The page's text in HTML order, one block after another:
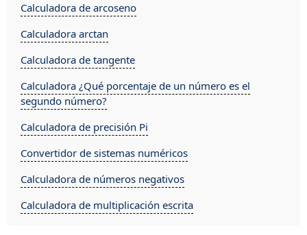
Calculadora de arcoseno
Calculadora arctan
Calculadora de tangente
Calculadora ¿Qué porcentaje de un número es el
segundo número?
Calculadora de precisión Pi
Convertidor de sistemas numéricos
Calculadora de números negativos
Calculadora de multiplicación escrita